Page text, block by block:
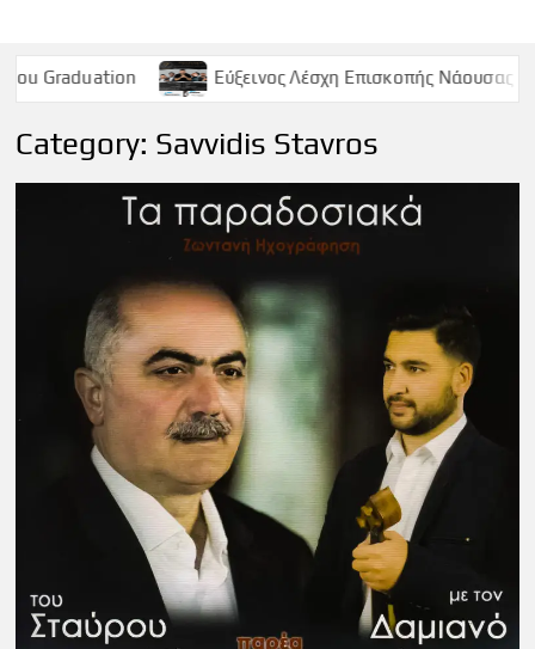
Εύξεινος Λέσχη Επισκοπής Νάουσας – Παρασκευή
Category: Savvidis Stavros